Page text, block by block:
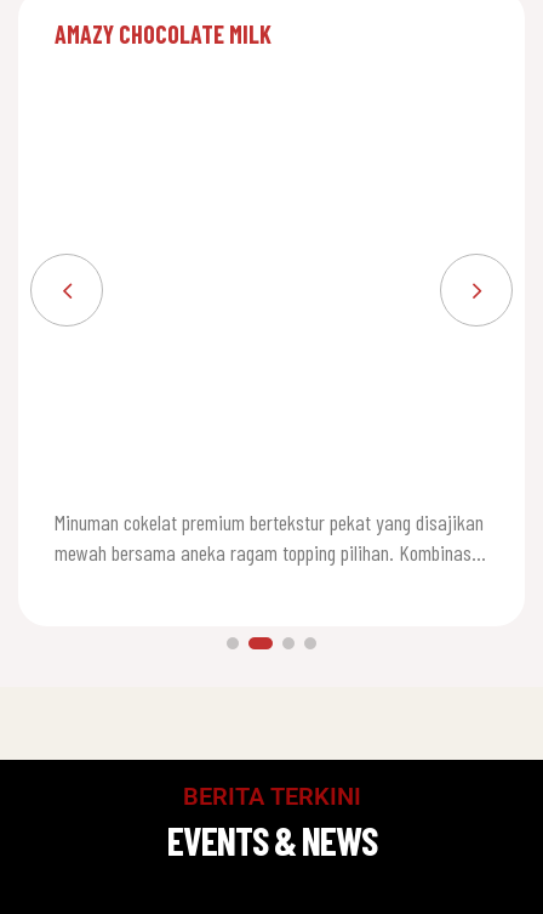
AMAZY CHOCOLATE MILK
Minuman cokelat premium bertekstur pekat yang disajikan
mewah bersama aneka ragam topping pilihan. Kombinasi
BERITA TERKINI
EVENTS & NEWS